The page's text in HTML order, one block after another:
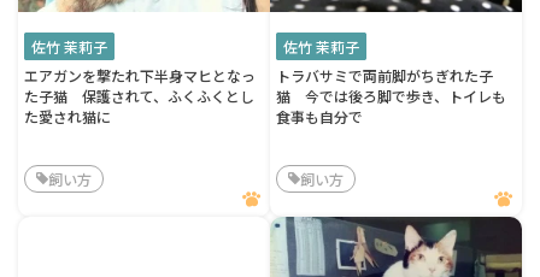
佐竹 茉莉子
エアガンを撃たれ下半身マヒとなっ
た子猫 保護されて、ふくふくとし
た愛され猫に
飼い方
佐竹 茉莉子
トラバサミで両前脚がちぎれた子
猫 今では後ろ脚で歩き、トイレも
食事も自分で
飼い方